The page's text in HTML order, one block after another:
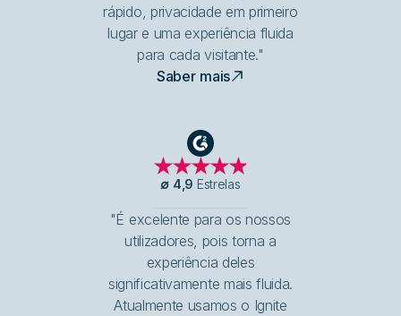
rápido, privacidade em primeiro
lugar e uma experiência fluida
para cada visitante."
Saber mais
G2
∅ 4,9 Estrelas
"É excelente para os nossos
utilizadores, pois torna a
experiência deles
significativamente mais fluida.
Atualmente usamos o Ignite